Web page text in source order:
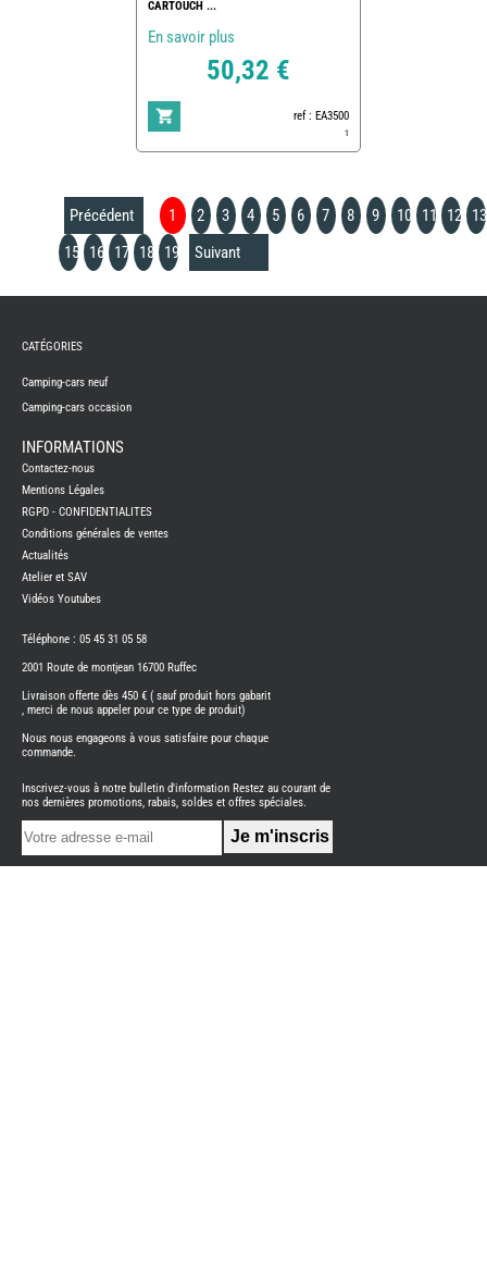
CARTOUCH ...
En savoir plus
50,32 €
ref : EA3500
1
Précédent 1 2 3 4 5 6 7 8 9 10 11 12
13
15
16 17 18 19 Suivant
CAMPING-
NEUFS
CAMPING-
CAMPING-
BENIMAR
CAMPING-
CARADO
CAMPING-
ITINEO
CAMPING-
OCCASION
CARADO
NEUFS
FOURGON
BENIMAR
FOURGON
CATÉGORIES
Camping-cars neuf
Camping-cars occasion
INFORMATIONS
Contactez-nous
Mentions Légales
RGPD - CONFIDENTIALITES
Conditions générales de ventes
Actualités
Atelier et SAV
Vidéos Youtubes
Téléphone : 05 45 31 05 58
2001 Route de montjean 16700 Ruffec
Livraison offerte dès 450 € ( sauf produit hors gabarit
, merci de nous appeler pour ce type de produit)
Nous nous engageons à vous satisfaire pour chaque
commande.
Inscrivez-vous à notre bulletin d'information Restez au courant de
nos dernières promotions, rabais, soldes et offres spéciales.